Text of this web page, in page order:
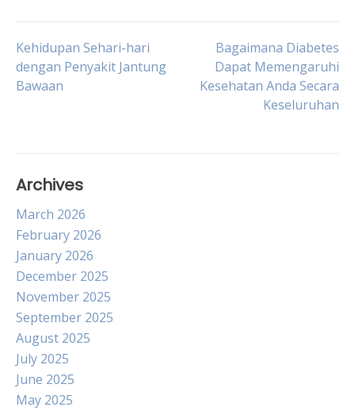
Post
navigation
Kehidupan Sehari-hari
dengan Penyakit Jantung
Bawaan
Bagaimana Diabetes
Dapat Memengaruhi
Kesehatan Anda Secara
Keseluruhan
Archives
March 2026
February 2026
January 2026
December 2025
November 2025
September 2025
August 2025
July 2025
June 2025
May 2025